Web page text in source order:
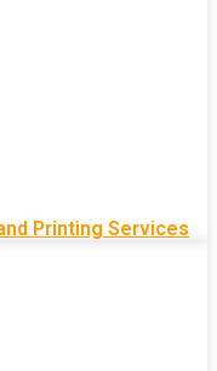
Printing Services